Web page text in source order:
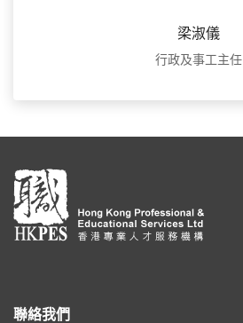
梁淑儀
行政及事工主任
聯絡我們